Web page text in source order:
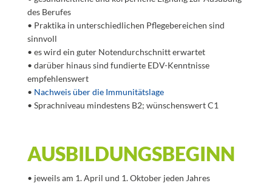
des Berufes
• Praktika in unterschiedlichen Pflegebereichen sind
sinnvoll
• es wird ein guter Notendurchschnitt erwartet
• darüber hinaus sind fundierte EDV-Kenntnisse
empfehlenswert
• Nachweis über die Immunitätslage
• Sprachniveau mindestens B2; wünschenswert C1
AUSBILDUNGSBEGINN
• jeweils am 1. April und 1. Oktober jeden Jahres